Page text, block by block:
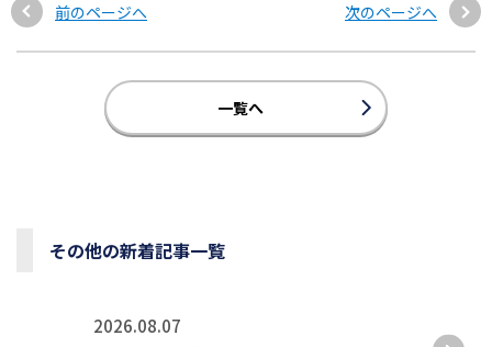
前のページへ 次のページへ
一覧へ
その他の新着記事一覧
2026.08.07